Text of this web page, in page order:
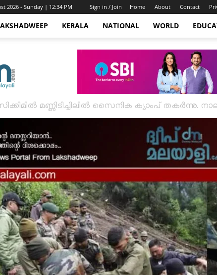
2026 - Sunday | 12:34 PM Sign in / Join Home About Contact
KERALA NATIONAL WORLD
മണ്ണിടിച്ചിലിൽ സൈനിക ക്യാംപ് തകർന്നു.